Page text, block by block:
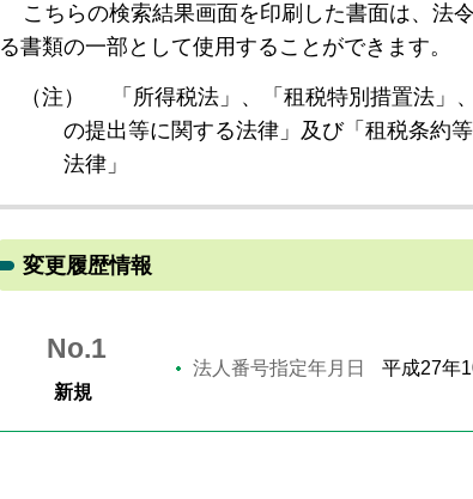
こちらの検索結果画面を印刷した書面は、法
る書類の一部として使用することができます。
（注）
「所得税法」、「租税特別措置法
の提出等に関する法律」及び「租税条約
法律」
変更履歴情報
No.1
新規
法人番号指定年月日 平成27年